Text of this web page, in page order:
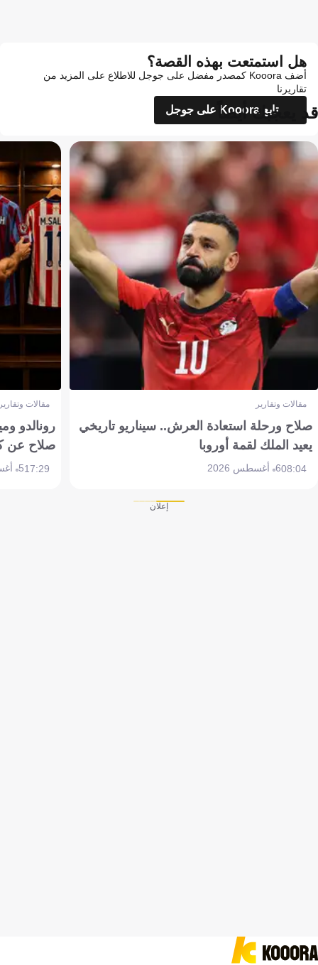
هل استمتعت بهذه القصة؟
أضف Kooora كمصدر مفضل على جوجل للاطلاع على المزيد من
تقاريرنا
تابع Kooora على جوجل
قد يعجبك أيضاً
مقالات وتقارير
صلاح ورحلة استعادة العرش.. سيناريو تاريخي
يعيد الملك لقمة أوروبا
08:046 أغسطس 2026
مقالات
رونالدو
صلاح عن
17:295 أغسطس 2026
إعلان